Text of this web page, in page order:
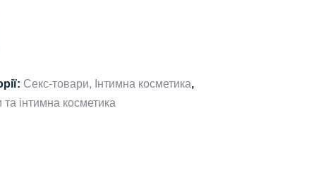
Секс-товари, Інтимна косметика,
інтимна косметика